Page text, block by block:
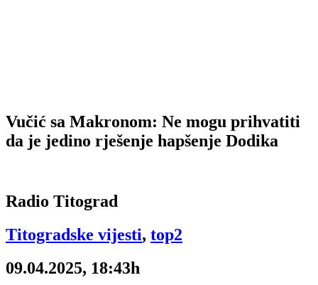
Vučić sa Makronom: Ne mogu prihvatiti
da je jedino rješenje hapšenje Dodika
Radio Titograd
Titogradske vijesti, top2
09.04.2025, 18:43h